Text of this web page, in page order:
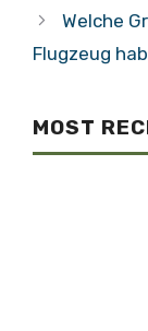
Welche
Flugzeug
MOST